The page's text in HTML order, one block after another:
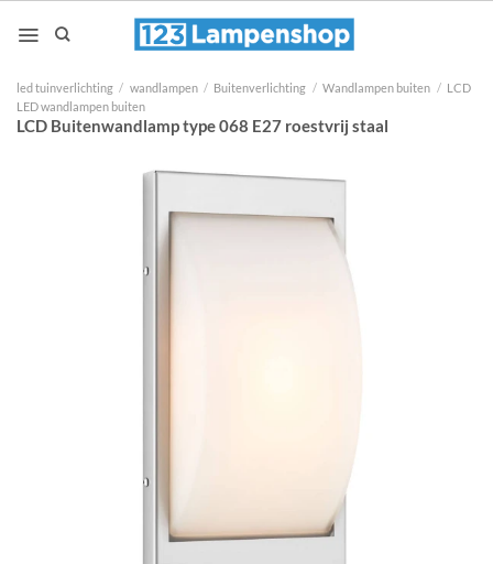
naar
led tuinverlichting / wandlampen / Buitenverlichting / Wandlampen buiten / LCD
LED wandlampen buiten
LCD Buitenwandlamp type 068 E27 roestvrij staal